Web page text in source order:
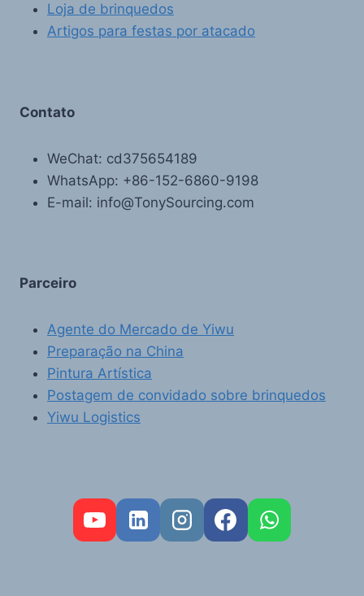
Loja de brinquedos
Artigos para festas por atacado
Contato
WeChat: cd375654189
WhatsApp: +86-152-6860-9198
E-mail: info@TonySourcing.com
Parceiro
Agente do Mercado de Yiwu
Preparação na China
Pintura Artística
Postagem de convidado sobre brinquedos
Yiwu Logistics